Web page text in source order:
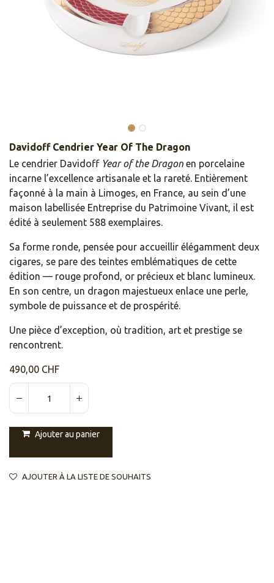
Davidoff Cendrier Year Of The Dragon
Le cendrier Davidoff Year of the Dragon en porcelaine
incarne l’excellence artisanale et la rareté. Entièrement
façonné à la main à Limoges, en France, au sein d’une
maison labellisée Entreprise du Patrimoine Vivant, il est
édité à seulement 588 exemplaires.
Sa forme ronde, pensée pour accueillir élégamment deux
cigares, se pare des teintes emblématiques de cette
édition — rouge profond, or précieux et blanc lumineux.
En son centre, un dragon majestueux enlace une perle,
symbole de puissance et de prospérité.
Une pièce d’exception, où tradition, art et prestige se
rencontrent.
490,00 CHF
Ajouter au panier
AJOUTER À LA LISTE DE SOUHAITS